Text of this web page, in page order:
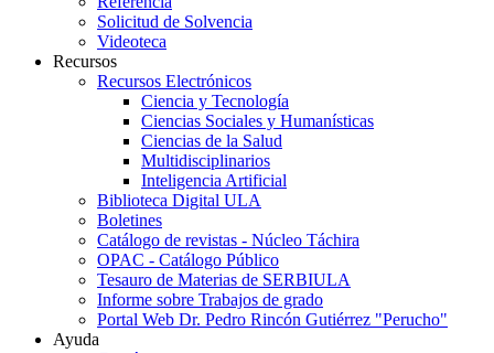
Solicitud de Solvencia
Videoteca
Recursos
Recursos Electrónicos
Ciencia y Tecnología
Ciencias Sociales y Humanísticas
Ciencias de la Salud
Multidisciplinarios
Inteligencia Artificial
Biblioteca Digital ULA
Boletines
Catálogo de revistas - Núcleo Táchira
OPAC - Catálogo Público
Tesauro de Materias de SERBIULA
Informe sobre Trabajos de grado
Portal Web Dr. Pedro Rincón Gutiérrez "Perucho"
Ayuda